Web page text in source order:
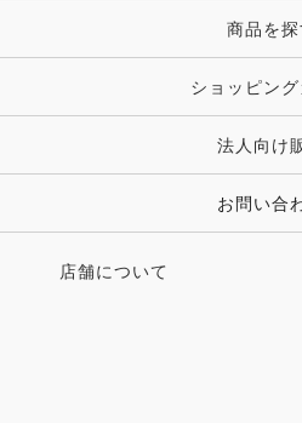
時計・財布・キーケース・革小
キーホルダー・チャーム・スト
その他 ファッション雑貨
ピン・ブローチ・コサージュ
その他 アクセサリー
商品を探
ショッピング
法人向け
お問い合
店舗について